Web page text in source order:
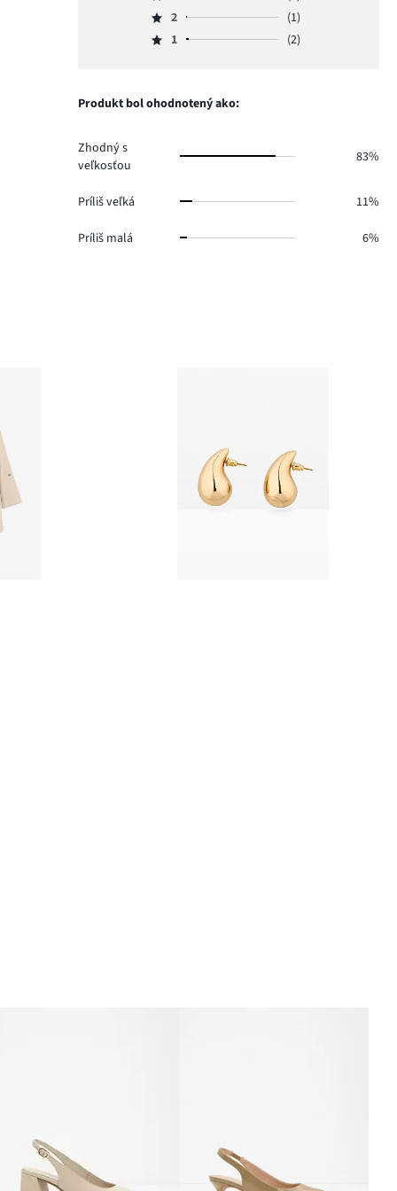
hlasov
počet
hlasov
3,
počet
Hodnotenie
2,
1.
2
(1)
Hodnotenie
hlasov
1 (2)
Produkt bol ohodnotený ako:
Zhodný s
veľkosťou
83%
Príliš veľká 11%
Príliš malá 6%